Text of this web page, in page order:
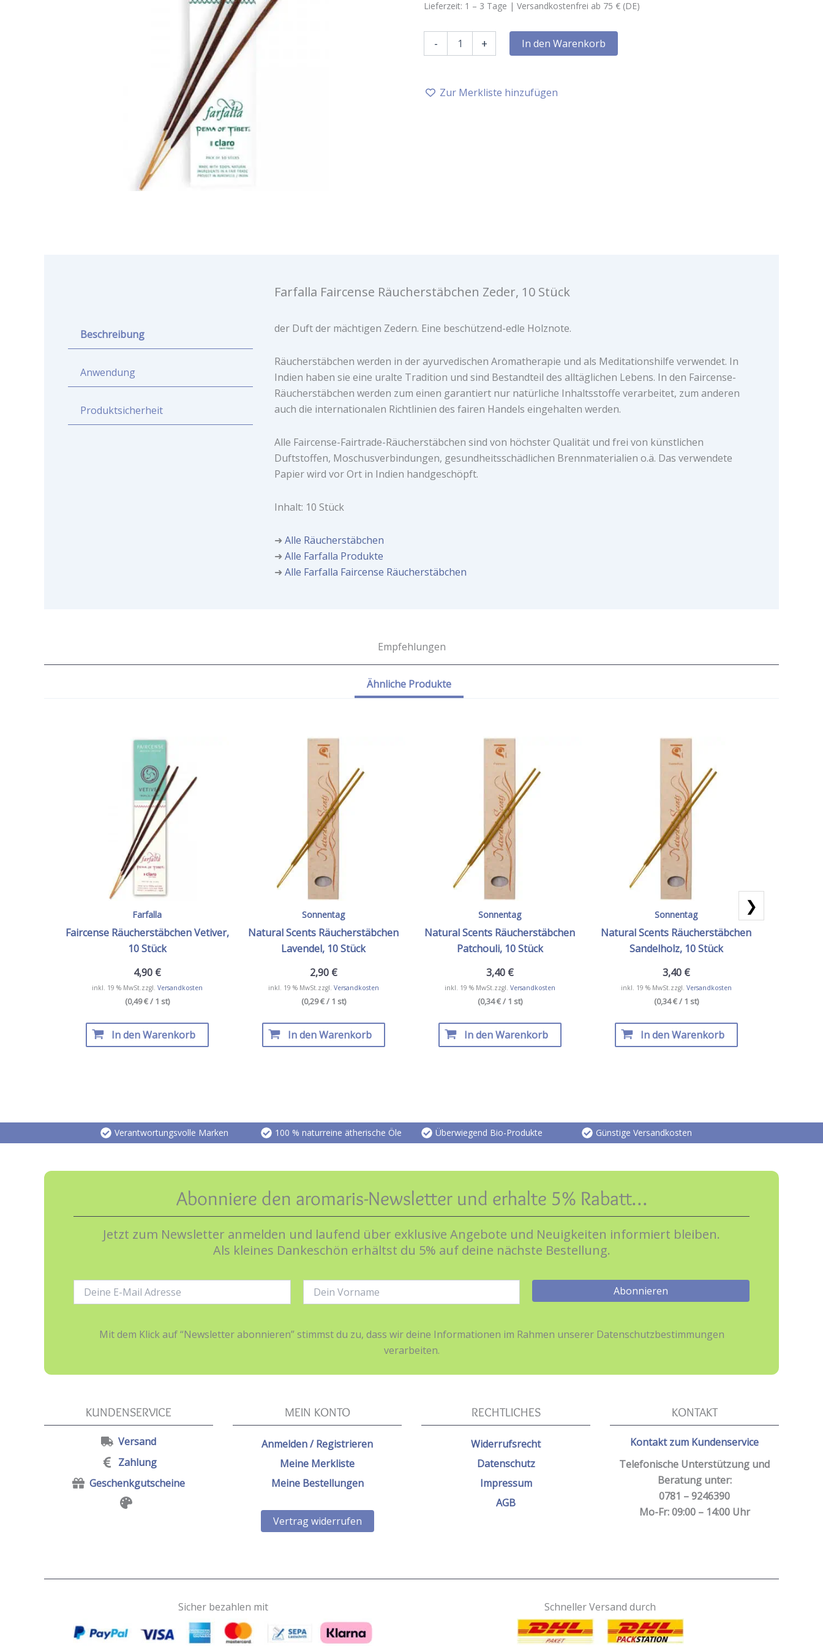
Lieferzeit: 1 – 3 Tage | Versandkostenfrei ab 75 € (DE)
-
Faircense
10
Stück
+ In den Warenkorb
Zur Merkliste hinzufügen
Farfalla Faircense Räucherstäbchen Zeder, 10 Stück
Beschreibung
Anwendung
Produktsicherheit
der Duft der mächtigen Zedern. Eine beschützend-edle Holznote.
Räucherstäbchen werden in der ayurvedischen Aromatherapie und als Meditationshilfe verwendet. In
Indien haben sie eine uralte Tradition und sind Bestandteil des alltäglichen Lebens. In den Faircense-
Räucherstäbchen werden zum einen garantiert nur natürliche Inhaltsstoffe verarbeitet, zum anderen
auch die internationalen Richtlinien des fairen Handels eingehalten werden.
Alle Faircense-Fairtrade-Räucherstäbchen sind von höchster Qualität und frei von künstlichen
Duftstoffen, Moschusverbindungen, gesundheitsschädlichen Brennmaterialien o.ä. Das verwendete
Papier wird vor Ort in Indien handgeschöpft.
Inhalt: 10 Stück
➜ Alle Räucherstäbchen
➜ Alle Farfalla Produkte
➜ Alle Farfalla Faircense Räucherstäbchen
Empfehlungen
Ähnliche Produkte
Farfalla
Faircense Räucherstäbchen Vetiver,
10 Stück
4,90 €
inkl. 19 % MwSt.zzgl. Versandkosten
(0,49 € / 1 st)
In den Warenkorb
Sonnentag
Natural Scents Räucherstäbchen
Lavendel, 10 Stück
2,90 €
inkl. 19 % MwSt.zzgl. Versandkosten
(0,29 € / 1 st)
In den Warenkorb
Sonnentag
Natural Scents Räucherstäbchen
Patchouli, 10 Stück
3,40 €
inkl. 19 % MwSt.zzgl. Versandkosten
(0,34 € / 1 st)
In den Warenkorb
Sonnentag
Natural Scents Räucherstäbchen
Sandelholz, 10 Stück
3,40 €
inkl. 19 % MwSt.zzgl. Versandkosten
(0,34 € / 1 st)
In den Warenkorb
❯
Verantwortungsvolle Marken 100 % naturreine ätherische Öle Überwiegend Bio-Produkte Günstige Versandkosten
Abonniere den aromaris-Newsletter und erhalte 5% Rabatt…
Jetzt zum Newsletter anmelden und laufend über exklusive Angebote und Neuigkeiten informiert bleiben.
Als kleines Dankeschön erhältst du 5% auf deine nächste Bestellung.
Mail-
Mit dem Klick auf “Newsletter abonnieren” stimmst du zu, dass wir deine Informationen im Rahmen unserer Datenschutzbestimmungen
verarbeiten.
KUNDENSERVICE
Versand
Zahlung
Geschenkgutscheine
MEIN KONTO
Anmelden / Registrieren
Meine Merkliste
Meine Bestellungen
Vertrag widerrufen
RECHTLICHES
Widerrufsrecht
Datenschutz
Impressum
AGB
KONTAKT
Kontakt zum Kundenservice
Telefonische Unterstützung und
Beratung unter:
0781 – 9246390
Mo-Fr: 09:00 – 14:00 Uhr
Sicher bezahlen mit Schneller Versand durch